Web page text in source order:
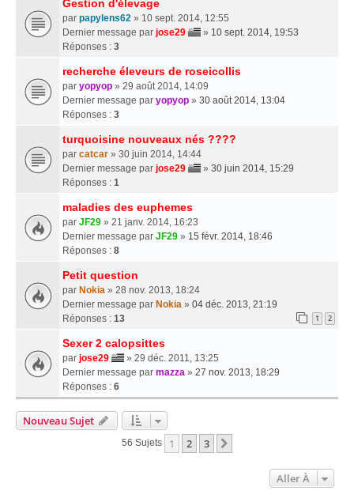
Gestion d'élevage
par papylens62 » 10 sept. 2014, 12:55
Dernier message par jose29 » 10 sept. 2014, 19:53
Réponses : 3
recherche éleveurs de roseicollis
par yopyop » 29 août 2014, 14:09
Dernier message par yopyop » 30 août 2014, 13:04
Réponses : 3
turquoisine nouveaux nés ????
par catcar » 30 juin 2014, 14:44
Dernier message par jose29 » 30 juin 2014, 15:29
Réponses : 1
maladies des euphemes
par JF29 » 21 janv. 2014, 16:23
Dernier message par JF29 » 15 févr. 2014, 18:46
Réponses : 8
Petit question
par Nokia » 28 nov. 2013, 18:24
Dernier message par Nokia » 04 déc. 2013, 21:19
Réponses : 13 1 2
Sexer 2 calopsittes
par jose29
» 29 déc. 2011, 13:25
Dernier message par mazza » 27 nov. 2013, 18:29
Réponses : 6
Nouveau Sujet
56 Sujets 1 2 3
Aller À